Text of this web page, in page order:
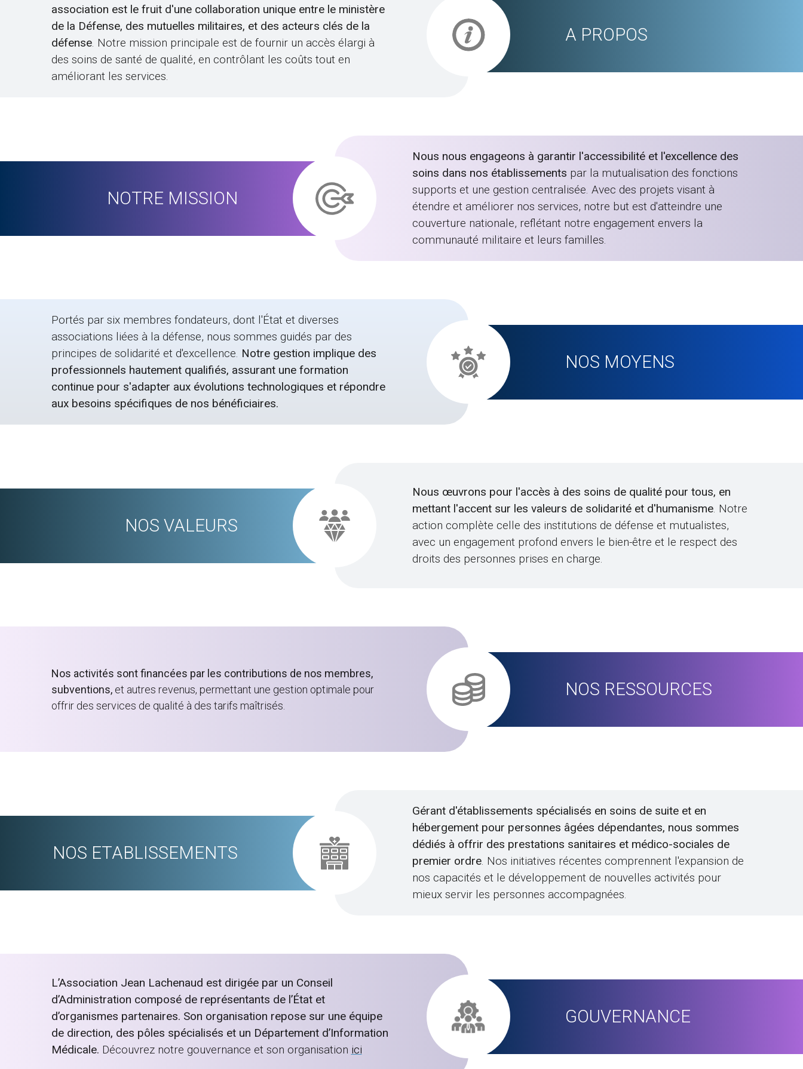
association est le fruit d'une collaboration unique entre le ministère
de la Défense, des mutuelles militaires, et des acteurs clés de la
défense. Notre mission principale est de fournir un accès élargi à
des soins de santé de qualité, en contrôlant les coûts tout en
améliorant les services.
A PROPOS
Nous nous engageons à garantir l'accessibilité et l'excellence des
soins dans nos établissements par la mutualisation des fonctions
supports et une gestion centralisée. Avec des projets visant à
étendre et améliorer nos services, notre but est d'atteindre une
couverture nationale, reflétant notre engagement envers la
communauté militaire et leurs familles.
NOTRE MISSION
Portés par six membres fondateurs, dont l'État et diverses
associations liées à la défense, nous sommes guidés par des
principes de solidarité et d'excellence. Notre gestion implique des
professionnels hautement qualifiés, assurant une formation
continue pour s'adapter aux évolutions technologiques et répondre
aux besoins spécifiques de nos bénéficiaires.
NOS MOYENS
Nous œuvrons pour l'accès à des soins de qualité pour tous, en
mettant l'accent sur les valeurs de solidarité et d'humanisme. Notre
action complète celle des institutions de défense et mutualistes,
avec un engagement profond envers le bien-être et le respect des
droits des personnes prises en charge.
NOS VALEURS
Nos activités sont financées par les contributions de nos membres,
subventions,et autres revenus, permettant une gestion optimale pour
offrir des services de qualité à des tarifs maîtrisés.
NOS RESSOURCES
Gérant d'établissements spécialisés en soins de suite et en
hébergement pour personnes âgées dépendantes, nous sommes
dédiés à offrir des prestations sanitaires et médico-sociales de
premier ordre. Nos initiatives récentes comprennent l'expansion de
nos capacités et le développement de nouvelles activités pour
mieux servir les personnes accompagnées.
NOS ETABLISSEMENTS
L’Association Jean Lachenaud est dirigée par un Conseil
d’Administration composé de représentants de l’État et
d’organismes partenaires. Son organisation repose sur une équipe
de direction, des pôles spécialisés et un Département d’Information
Médicale. Découvrez notre gouvernance et son organisation ici
GOUVERNANCE